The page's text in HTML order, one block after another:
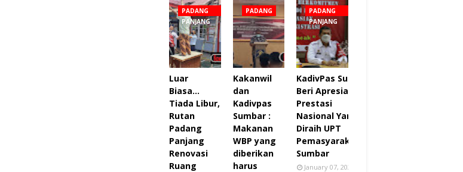
PADANG
PANJANG
Luar
Biasa...
Tiada Libur,
Rutan
Padang
Panjang
Renovasi
Ruang
PADANG
Kakanwil
dan
Kadivpas
Sumbar :
Makanan
WBP yang
diberikan
harus
PADANG
PANJANG
KadivPas Sumbar
Beri Apresiasi 27
Prestasi
Nasional Yang
Diraih UPT
Pemasyarakatan
Sumbar
January 07, 2022